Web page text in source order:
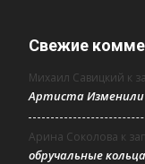
Свежие
Михаил Савицкий к
Артиста
Арина Соколова к
обручальные